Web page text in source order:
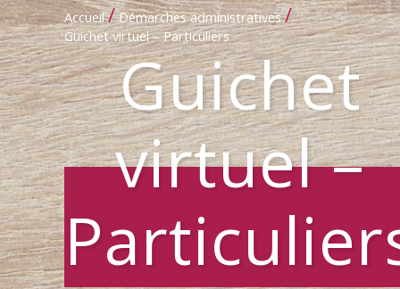
Accueil / Démarches administratives /
Guichet virtuel – Particuliers
Guichet
virtuel –